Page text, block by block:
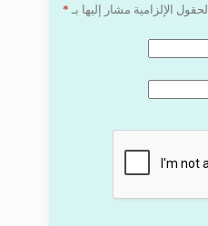
الحقول الإلزامية مشار إليها بـ *